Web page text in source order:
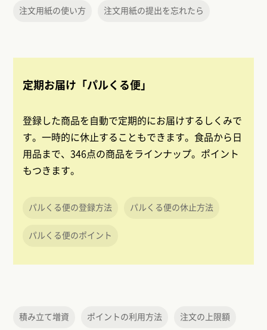
注文用紙の使い方 注文用紙の提出を忘れたら
定期お届け「パルくる便」
登録した商品を自動で定期的にお届けするしくみで
す。一時的に休止することもできます。食品から日
用品まで、346点の商品をラインナップ。ポイント
もつきます。
パルくる便の登録方法 パルくる便の休止方法
パルくる便のポイント
積み立て増資 ポイントの利用方法 注文の上限額